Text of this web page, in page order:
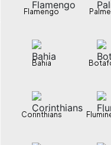
pelo clube
Catar, e Vasco. Na
como titular –
Flamengo
Bahia
Corinthians